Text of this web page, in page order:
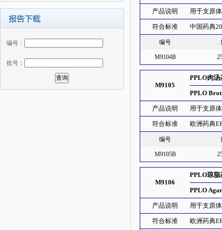
编号：
批号：
产品说明 用于支原
符合标准 中国药典
编号
M9104B
M9105
PPLO肉汤
PPLO
产品说明 用于支原
符合标准 欧洲药典
编号
M9105B
M9106
PPLO琼脂
PPLO
产品说明 用于支原
符合标准 欧洲药典